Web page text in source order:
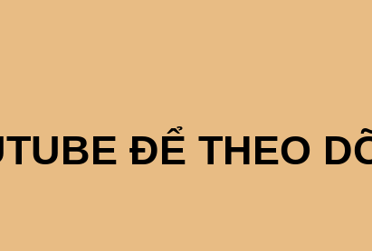
ĐỂ THEO